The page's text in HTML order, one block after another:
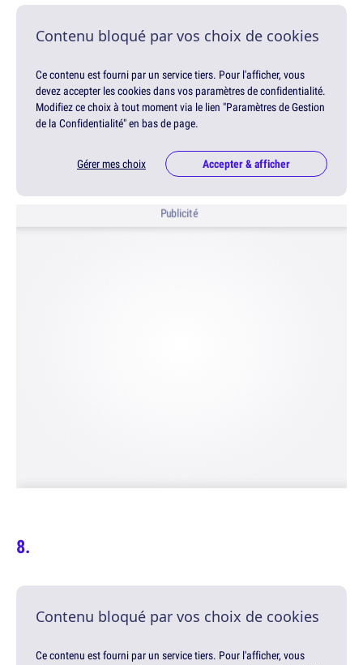
Contenu bloqué par vos choix de cookies
Ce contenu est fourni par un service tiers. Pour l'afficher, vous
devez accepter les cookies dans vos paramètres de confidentialité.
Modifiez ce choix à tout moment via le lien "Paramètres de Gestion
de la Confidentialité" en bas de page.
Gérer mes choix Accepter & afficher
Publicité
Contenu bloqué par vos choix de cookies
Ce contenu est fourni par un service tiers. Pour l'afficher, vous